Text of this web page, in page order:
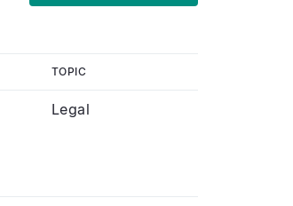
TOPIC
Legal